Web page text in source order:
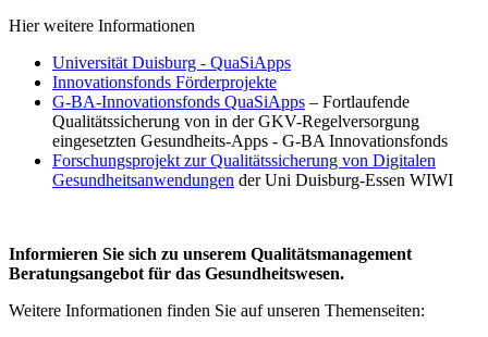
Hier weitere Informationen
Universität Duisburg - QuaSiApps
Innovationsfonds Förderprojekte
G-BA-Innovationsfonds QuaSiApps – Fortlaufende
Qualitätssicherung von in der GKV-Regelversorgung
eingesetzten Gesundheits-Apps - G-BA Innovationsfonds
Forschungsprojekt zur Qualitätssicherung von Digitalen
Gesundheitsanwendungen der Uni Duisburg-Essen WIWI
Informieren Sie sich zu unserem Qualitätsmanagement
Beratungsangebot für das Gesundheitswesen.
Weitere Informationen finden Sie auf unseren Themenseiten: